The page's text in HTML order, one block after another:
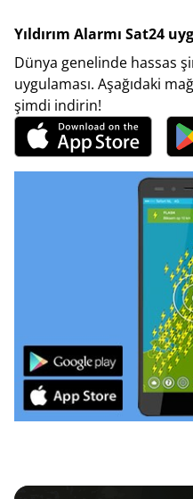
Yıldırım Alarmı Sat24
Dünya genelinde hassas
uygulaması. Aşağıdaki
şimdi indirin!